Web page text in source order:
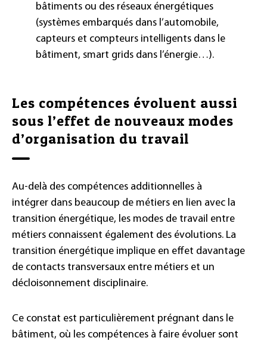
bâtiments ou des réseaux énergétiques
(systèmes embarqués dans l’automobile,
capteurs et compteurs intelligents dans le
bâtiment, smart grids dans l’énergie…).
Les compétences évoluent aussi
sous l’effet de nouveaux modes
d’organisation du travail
Au-delà des compétences additionnelles à
intégrer dans beaucoup de métiers en lien avec la
transition énergétique, les modes de travail entre
métiers connaissent également des évolutions. La
transition énergétique implique en effet davantage
de contacts transversaux entre métiers et un
décloisonnement disciplinaire.
Ce constat est particulièrement prégnant dans le
bâtiment, où les compétences à faire évoluer sont